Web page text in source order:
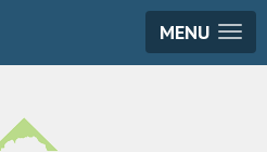
MENU